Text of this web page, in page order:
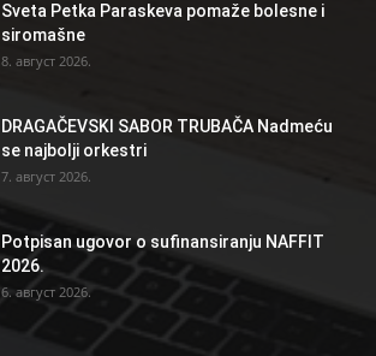
Sveta Petka Paraskeva pomaže bolesne i
siromašne
8. август 2026.
DRAGAČEVSKI SABOR TRUBAČA Nadmeću
se najbolji orkestri
7. август 2026.
Potpisan ugovor o sufinansiranju NAFFIT
2026.
6. август 2026.